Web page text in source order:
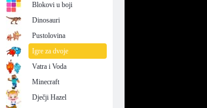
Blokovi u boji
Dinosauri
Pustolovina
Igre za dvoje
Vatra i Voda
Minecraft
Dječji Hazel